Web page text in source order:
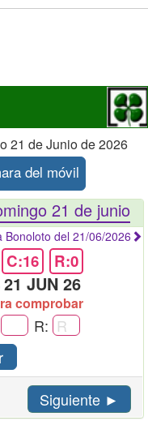
21 de Junio de 2026
del móvil
21 de junio
Bonoloto del 21/06/2026
C:16 R:0
21 JUN 26
comprobar
R:
Siguiente ►